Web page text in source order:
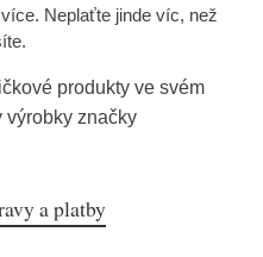
Neplaťte jinde víc, než
produkty ve svém
výrobky značky
a platby